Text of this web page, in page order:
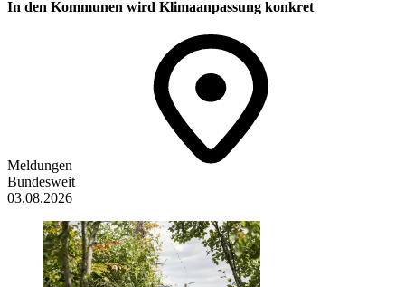
In den Kommunen wird Klimaanpassung konkret
Meldungen
Bundesweit
03.08.2026